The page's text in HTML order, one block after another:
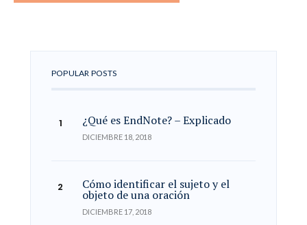
POPULAR POSTS
¿Qué es EndNote? – Explicado
DICIEMBRE 18, 2018
Cómo identificar el sujeto y el
objeto de una oración
DICIEMBRE 17, 2018